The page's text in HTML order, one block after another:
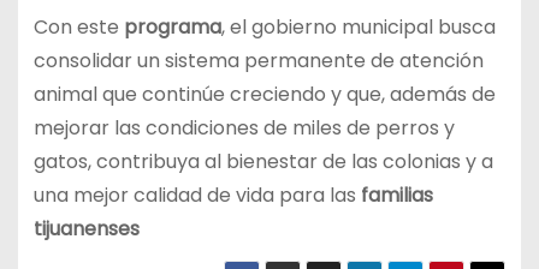
Con este programa, el gobierno municipal busca
consolidar un sistema permanente de atención
animal que continúe creciendo y que, además de
mejorar las condiciones de miles de perros y
gatos, contribuya al bienestar de las colonias y a
una mejor calidad de vida para las familias
tijuanenses